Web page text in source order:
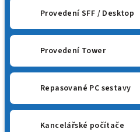
Provedení SFF / Desktop
Provedení Tower
Repasované PC sestavy
Kancelářské počítače